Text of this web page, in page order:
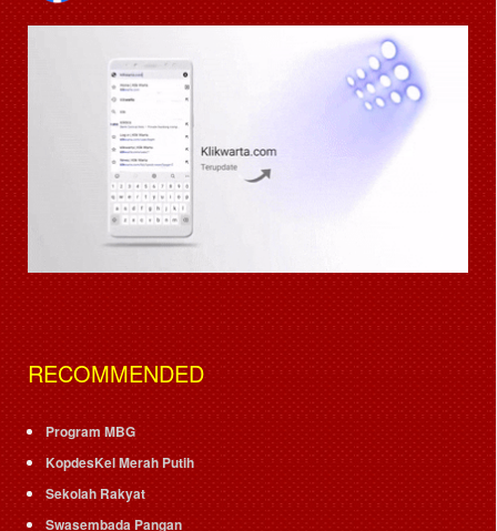
RECOMMENDED
Program MBG
KopdesKel Merah Putih
Sekolah Rakyat
Swasembada Pangan